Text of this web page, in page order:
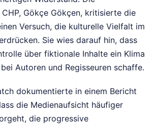
Gökçe Gökçen, kritisierte die
Versuch, die kulturelle Vielfalt im
Sie wies darauf hin, dass
über fiktionale Inhalte ein Klima
Autoren und Regisseuren schaffe.
dokumentierte in einem Bericht
die Medienaufsicht häufiger
die progressive